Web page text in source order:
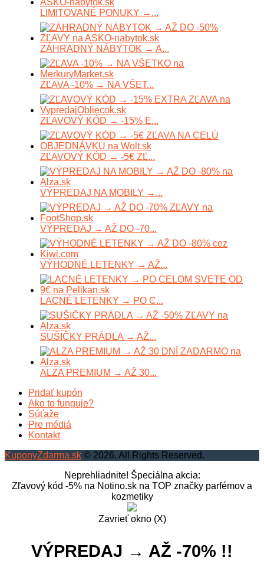
LIMITOVANÉ PONUKY →...
ZÁHRADNÝ NÁBYTOK → A...
ZĽAVA -10% → NA VŠET...
ZĽAVOVÝ KÓD → -15% E...
ZĽAVOVÝ KÓD → -5€ ZĽ...
VÝPREDAJ NA MOBILY →...
VÝPREDAJ → AŽ DO -70...
VÝHODNÉ LETENKY → AŽ...
LACNÉ LETENKY → PO C...
SUŠIČKY PRÁDLA → AŽ...
ALZA PREMIUM → AŽ 30...
Pridať kupón
Ako to funguje?
Súťaže
Pre médiá
Kontakt
KuponyZdarma.sk © 2026. All Rights Reserved.
Neprehliadnite! Špeciálna akcia:
Zľavový kód -5% na Notino.sk na TOP značky parfémov a
kozmetiky
Zavrieť okno (X)
VÝPREDAJ → AŽ -70% !!